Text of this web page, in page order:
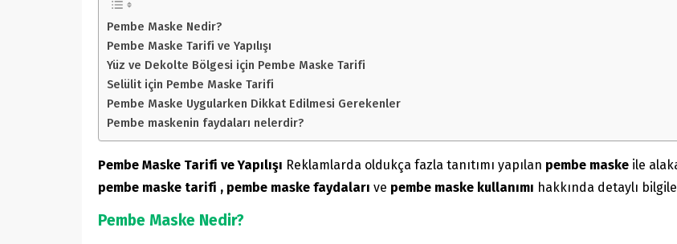
Pembe Maske Nedir?
Pembe Maske Tarifi ve Yapılışı
Yüz ve Dekolte Bölgesi için Pembe Maske Tarifi
Selülit için Pembe Maske Tarifi
Pembe Maske Uygularken Dikkat Edilmesi Gerekenler
Pembe maskenin faydaları nelerdir?
Pembe Maske Tarifi ve Yapılışı Reklamlarda oldukça fazla tanıtımı yapılan pembe maske ile
pembe maske tarifi , pembe maske faydaları ve pembe maske kullanımı hakkında detaylı
Pembe Maske Nedir?